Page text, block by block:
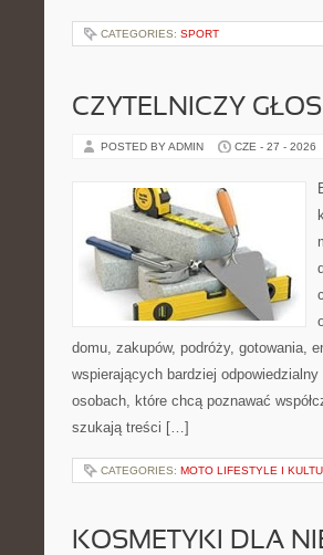
CATEGORIES: SPORT
CZYTELNICZY GŁOS
POSTED BY ADMIN CZE - 27 - 2026
domu, zakupów, podróży, gotowania,
wspierających bardziej
osobach, które chcą poznawać
szukają treści […]
CATEGORIES: MOTO LIFESTYLE I
KOSMETYKI DLA